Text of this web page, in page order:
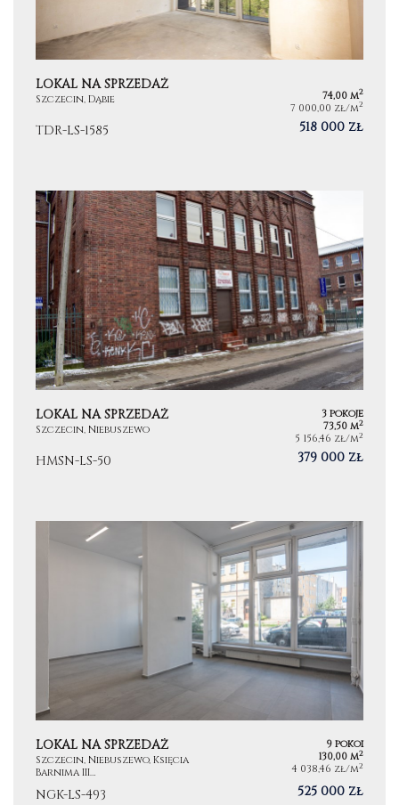
LOKAL NA SPRZEDAŻ
Szczecin, Dąbie 74,00 m2
7 000,00 zł/m2
TDR-LS-1585 518 000 zł
LOKAL NA SPRZEDAŻ
Szczecin, Niebuszewo
3 pokoje
73,50 m2
5 156,46 zł/m2
HMSN-LS-50 379 000 zł
LOKAL NA SPRZEDAŻ
Szczecin, Niebuszewo, Księcia
Barnima III…
9 pokoi
130,00 m2
4 038,46 zł/m2
NGK-LS-493 525 000 zł